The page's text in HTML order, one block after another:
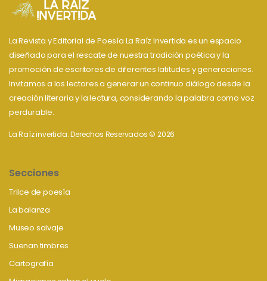
La Revista y Editorial de Poesía La Raíz Invertida es un espacio
diseñado para el rescate de nuestra tradición poética y la
promoción de escritores de diferentes latitudes y generaciones.
Invitamos a los lectores a generar un continuo diálogo desde la
creación literaria y la lectura, considerando la palabra como voz
perdurable.
La Raíz invertida. Derechos Reservados © 2026
Secciones
Trilce de poesía
La balanza
Museo salvaje
Suenan timbres
Cartografía